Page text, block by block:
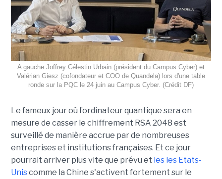
A gauche Joffrey Célestin Urbain (président du Campus Cyber) et
Valérian Giesz (cofondateur et COO de Quandela) lors d'une table
ronde sur la PQC le 24 juin au Campus Cyber. (Crédit DF)
Le fameux jour où l’ordinateur quantique sera en
mesure de casser le chiffrement RSA 2048 est
surveillé de manière accrue par de nombreuses
entreprises et institutions françaises. Et ce jour
pourrait arriver plus vite que prévu et les les Etats-
Uniscomme la Chine s'activent fortement sur le